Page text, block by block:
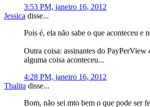
3:53 PM, janeiro 16, 2012
Jessica disse...
Pois é, ela não sabe o que aconteceu
Outra coisa: assinantes do PayPerView
alguma coisa aconteceu...
4:28 PM, janeiro 16, 2012
Thalita disse...
Bom, não sei mto bem o que pode ser